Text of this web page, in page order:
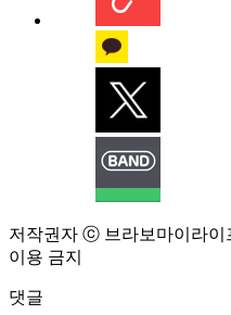
저작권자 ⓒ 브라보마이라이
이용 금지
댓글